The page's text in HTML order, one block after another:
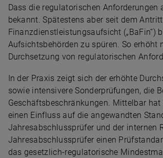
Dass die regulatorischen
bekannt. Spätestens aber seit dem
Finanzdienstleistungsaufsicht („BaFin“)
Aufsichtsbehörden zu spüren. So erhöht
Durchsetzung von regulatorischen
In der Praxis zeigt sich der erhöhte
sowie intensivere Sonderprüfungen, die
Geschäftsbeschränkungen. Mittelbar
einen Einfluss auf die angewandten
Jahresabschlussprüfer und der internen
Jahresabschlussprüfer einen
das gesetzlich-regulatorische